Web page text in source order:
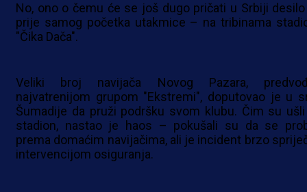
No, ono o čemu će se još dugo pričati u Srbiji
prije samog početka utakmice – na tribinama
"Čika Dača".
Veliki broj navijača Novog Pazara,
najvatrenijom grupom "Ekstremi", doputovao je u
Šumadije da pruži podršku svom klubu. Čim su
stadion, nastao je haos – pokušali su da se
prema domaćim navijačima, ali je incident brzo
intervencijom osiguranja.